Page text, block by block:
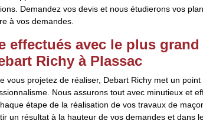
Demandez vos devis et nous étudierons vos
à vos demandes.
effectués avec le plus grand
Richy à Plassac
vous projetez de réaliser, Debart Richy met un point
Nous assurons tout avec minutieux et
étape de la réalisation de vos travaux de
un résultat à la hauteur de vos demandes et dans